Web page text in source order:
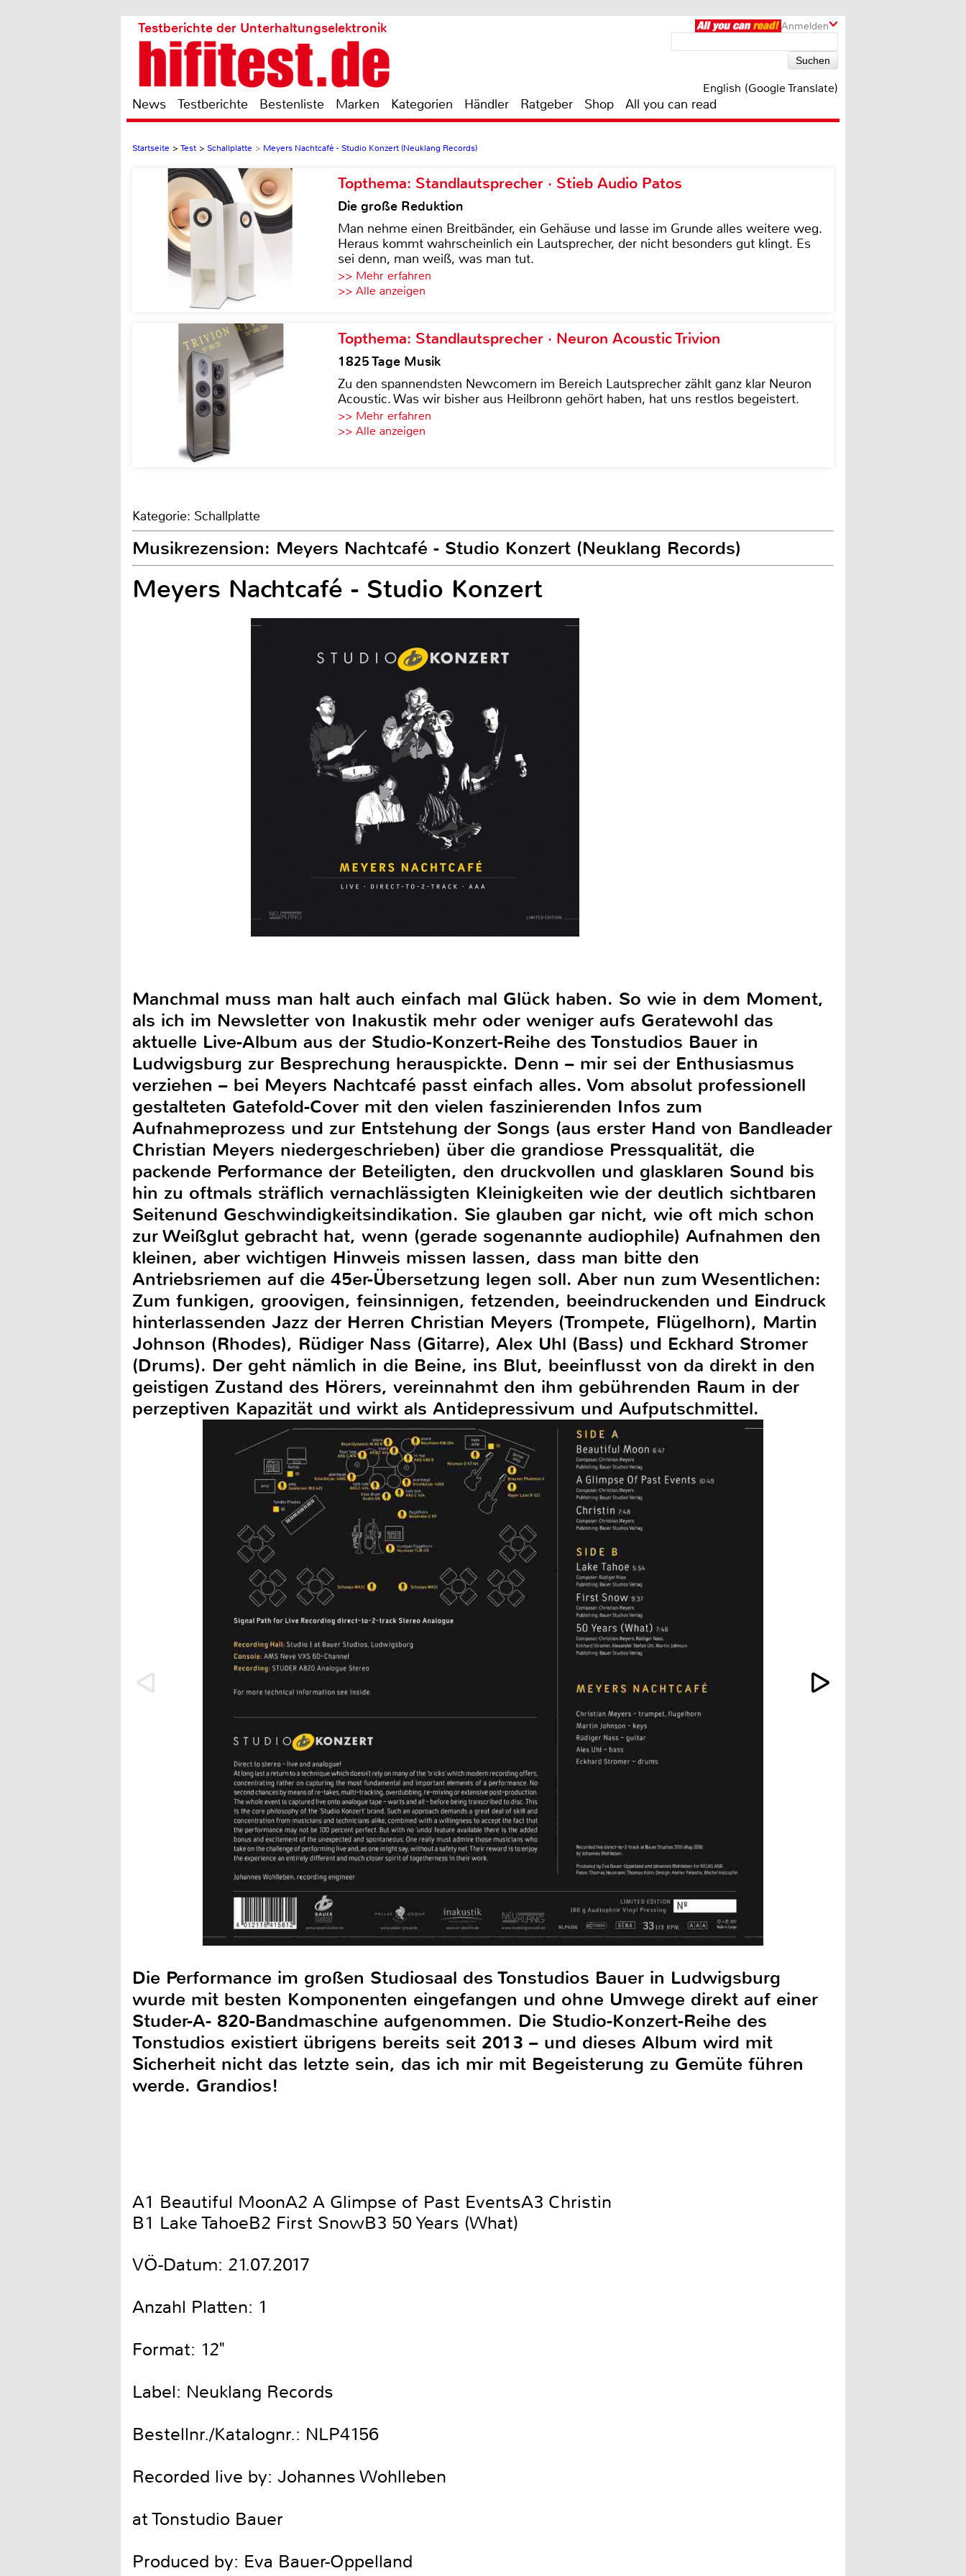
Anmelden
Testberichte der Unterhaltungselektronik
English (Google Translate)
News Testberichte Bestenliste Marken Kategorien Händler Ratgeber Shop All you can read
Startseite > Test > Schallplatte > Meyers Nachtcafé - Studio Konzert (Neuklang Records)
Topthema: Standlautsprecher · Stieb Audio Patos
Die große Reduktion
Man nehme einen Breitbänder, ein Gehäuse und lasse im Grunde alles weitere weg.
Heraus kommt wahrscheinlich ein Lautsprecher, der nicht besonders gut klingt. Es
sei denn, man weiß, was man tut.
>> Mehr erfahren
>> Alle anzeigen
Topthema: Standlautsprecher · Neuron Acoustic Trivion
1825 Tage Musik
Zu den spannendsten Newcomern im Bereich Lautsprecher zählt ganz klar Neuron
Acoustic. Was wir bisher aus Heilbronn gehört haben, hat uns restlos begeistert.
>> Mehr erfahren
>> Alle anzeigen
Kategorie: Schallplatte
Musikrezension: Meyers Nachtcafé - Studio Konzert (Neuklang Records)
Meyers Nachtcafé - Studio Konzert
Manchmal muss man halt auch einfach mal Glück haben. So wie in dem Moment,
als ich im Newsletter von Inakustik mehr oder weniger aufs Geratewohl das
aktuelle Live-Album aus der Studio-Konzert-Reihe des Tonstudios Bauer in
Ludwigsburg zur Besprechung herauspickte. Denn – mir sei der Enthusiasmus
verziehen – bei Meyers Nachtcafé passt einfach alles. Vom absolut professionell
gestalteten Gatefold-Cover mit den vielen faszinierenden Infos zum
Aufnahmeprozess und zur Entstehung der Songs (aus erster Hand von Bandleader
Christian Meyers niedergeschrieben) über die grandiose Pressqualität, die
packende Performance der Beteiligten, den druckvollen und glasklaren Sound bis
hin zu oftmals sträflich vernachlässigten Kleinigkeiten wie der deutlich sichtbaren
Seitenund Geschwindigkeitsindikation. Sie glauben gar nicht, wie oft mich schon
zur Weißglut gebracht hat, wenn (gerade sogenannte audiophile) Aufnahmen den
kleinen, aber wichtigen Hinweis missen lassen, dass man bitte den
Antriebsriemen auf die 45er-Übersetzung legen soll. Aber nun zum Wesentlichen:
Zum funkigen, groovigen, feinsinnigen, fetzenden, beeindruckenden und Eindruck
hinterlassenden Jazz der Herren Christian Meyers (Trompete, Flügelhorn), Martin
Johnson (Rhodes), Rüdiger Nass (Gitarre), Alex Uhl (Bass) und Eckhard Stromer
(Drums). Der geht nämlich in die Beine, ins Blut, beeinflusst von da direkt in den
geistigen Zustand des Hörers, vereinnahmt den ihm gebührenden Raum in der
perzeptiven Kapazität und wirkt als Antidepressivum und Aufputschmittel.
Die Performance im großen Studiosaal des Tonstudios Bauer in Ludwigsburg
wurde mit besten Komponenten eingefangen und ohne Umwege direkt auf einer
Studer-A- 820-Bandmaschine aufgenommen. Die Studio-Konzert-Reihe des
Tonstudios existiert übrigens bereits seit 2013 – und dieses Album wird mit
Sicherheit nicht das letzte sein, das ich mir mit Begeisterung zu Gemüte führen
werde. Grandios!
A1 Beautiful MoonA2 A Glimpse of Past EventsA3 Christin
B1 Lake TahoeB2 First SnowB3 50 Years (What)
VÖ-Datum: 21.07.2017
Anzahl Platten: 1
Format: 12"
Label: Neuklang Records
Bestellnr./Katalognr.: NLP4156
Recorded live by: Johannes Wohlleben
at Tonstudio Bauer
Produced by: Eva Bauer-Oppelland